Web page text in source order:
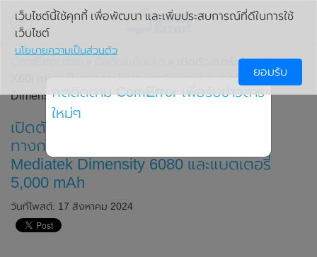
» เปิดตัวสมาร์ทโฟน Honor
X60i อย่างเป็นทางการในประเทศจีน มาพร้อมชิปเซ็ต Mediatek
Dimensity 6080 และแบตเตอรี่ 5,000 mAh
เปิดตัวสมาร์ทโฟน Honor X60i อย่างเป็น
ทางการในประเทศจีน มาพร้อมชิปเซ็ต
Mediatek Dimensity 6080 และแบตเตอรี่
5,000 mAh
วันที่โพสต์: 17 สิงหาคม 2024
เว็บไซต์นี้ใช้คุกกี้ เพื่อพัฒนา และเพิ่มประสบการณ์ที่ดีในการใช้
เว็บไซต์
นโยบายความเป็นส่วนตัว
ยอมรับ
กดติดตาม ComError เพื่อรับข่าวสาร
ใหม่ๆ